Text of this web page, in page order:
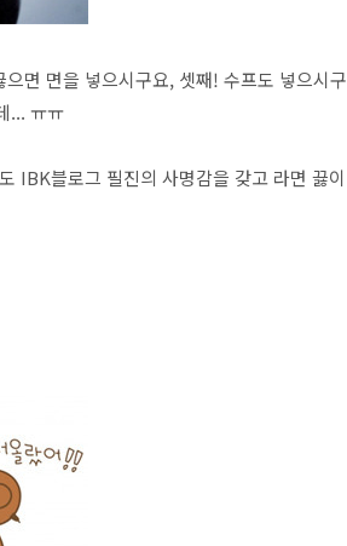
면 면을 넣으시구요, 셋째! 수프도 넣으시구
... ㅠㅠ
IBK블로그 필진의 사명감을 갖고 라면 끓이